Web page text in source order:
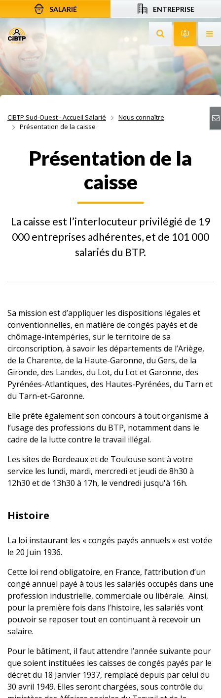
Aller au contenu
Aller à la recherche
Aller à la navigation
SALARIÉ ENTREPRISE
Rechercher sur
CIBTP Sud-Ouest - Accueil Salarié
Nous connaître
Présentation de la caisse
Présentation de la
caisse
La caisse est l’interlocuteur privilégié de 19
000 entreprises adhérentes, et de 101 000
salariés du BTP.
Sa mission est d’appliquer les dispositions légales et
conventionnelles, en matière de congés payés et de
chômage-intempéries, sur le territoire de sa
circonscription, à savoir les départements de l’Ariège,
de la Charente, de la Haute-Garonne, du Gers, de la
Gironde, des Landes, du Lot, du Lot et Garonne, des
Pyrénées-Atlantiques, des Hautes-Pyrénées, du Tarn et
du Tarn-et-Garonne.
Elle prête également son concours à tout organisme à
l’usage des professions du BTP, notamment dans le
cadre de la lutte contre le travail illégal.
Les sites de Bordeaux et de Toulouse sont à votre
service les lundi, mardi, mercredi et jeudi de 8h30 à
12h30 et de 13h30 à 17h, le vendredi jusqu'à 16h.
Histoire
La loi instaurant les « congés payés annuels » est votée
le 20 Juin 1936.
Cette loi rend obligatoire, en France, l’attribution d’un
congé annuel payé à tous les salariés occupés dans une
profession industrielle, commerciale ou libérale. Ainsi,
pour la première fois dans l’histoire, les salariés vont
pouvoir se reposer tout en continuant à recevoir un
salaire.
Pour le bâtiment, il faut attendre l’année suivante pour
que soient instituées les caisses de congés payés par le
décret du 18 Janvier 1937, remplacé depuis par celui du
30 avril 1949. Elles seront chargées, sous contrôle du